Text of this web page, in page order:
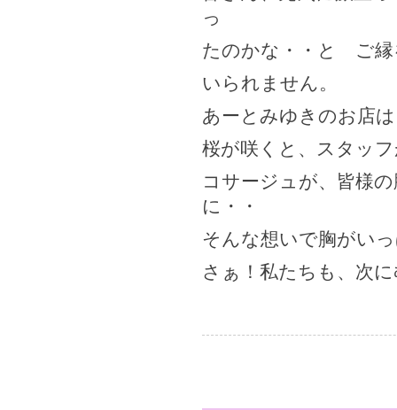
っ
たのかな・・と ご縁
いられません。
あーとみゆきのお店
桜が咲くと、スタッ
コサージュが、皆様
に・・
そんな想いで胸がい
さぁ！私たちも、次